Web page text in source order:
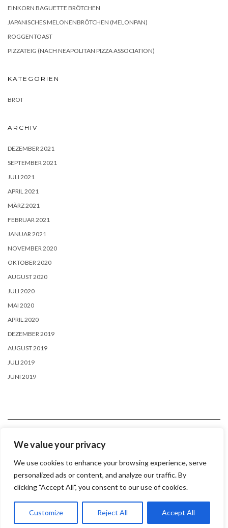
We value your privacy
We use cookies to enhance your browsing experience, serve
personalized ads or content, and analyze our traffic. By
clicking "Accept All", you consent to our use of cookies.
Customize Reject All Accept All
EINKORN BAGUETTE BRÖTCHEN
JAPANISCHES MELONENBRÖTCHEN (MELONPAN)
ROGGENTOAST
PIZZATEIG (NACH NEAPOLITAN PIZZA ASSOCIATION)
KATEGORIEN
BROT
ARCHIV
DEZEMBER 2021
SEPTEMBER 2021
JULI 2021
APRIL 2021
MÄRZ 2021
FEBRUAR 2021
JANUAR 2021
NOVEMBER 2020
OKTOBER 2020
AUGUST 2020
JULI 2020
MAI 2020
APRIL 2020
DEZEMBER 2019
AUGUST 2019
JULI 2019
JUNI 2019
Anmelden